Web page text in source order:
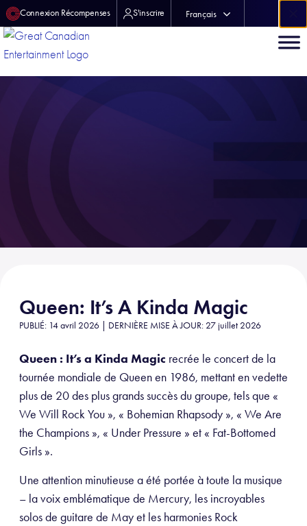
Connexion Récompenses S'inscrire Français
中文 (中国)
Queen: It’s A Kinda Magic
PUBLIÉ: 14 avril 2026 | DERNIÈRE MISE À JOUR: 27 juillet 2026
Queen : It’s a Kinda Magic recrée le concert de la
tournée mondiale de Queen en 1986, mettant en vedette
plus de 20 des plus grands succès du groupe, tels que «
We Will Rock You », « Bohemian Rhapsody », « We Are
the Champions », « Under Pressure » et « Fat-Bottomed
Girls ».
Une attention minutieuse a été portée à toute la musique
– la voix emblématique de Mercury, les incroyables
solos de guitare de May et les harmonies Rock